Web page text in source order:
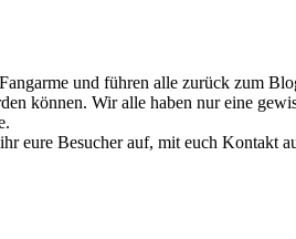
und führen alle zurück zum
können. Wir alle haben nur eine
eure Besucher auf, mit euch Kontakt